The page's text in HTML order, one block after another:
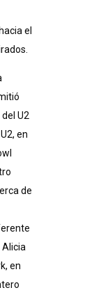
el
U2
en
de
Alicia
en